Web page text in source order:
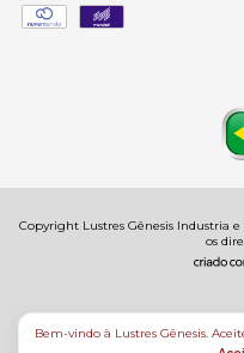
Bem-vindo à Lustres Gênesis.
Copyright Lustres Gênesis Industria e
os